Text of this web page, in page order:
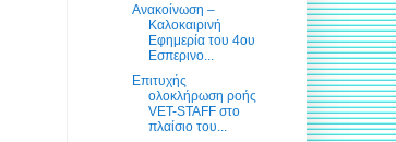
Ανακοίνωση –
Καλοκαιρινή
Εφημερία του 4ου
Εσπερινο...
Επιτυχής
ολοκλήρωση ροής
VET-STAFF στο
πλαίσιο του...